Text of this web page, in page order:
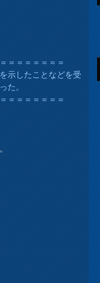
＝＝＝＝＝＝＝
示したことなどを受
た。
＝＝＝＝＝＝＝